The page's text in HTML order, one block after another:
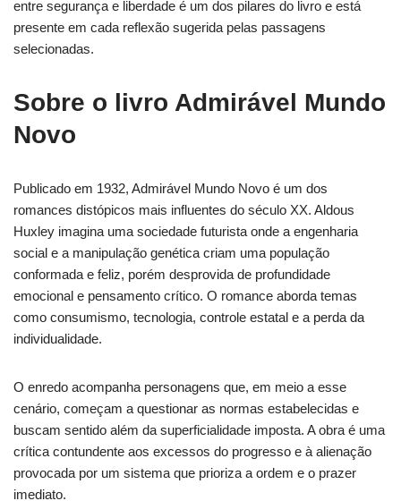
entre segurança e liberdade é um dos pilares do livro e está
presente em cada reflexão sugerida pelas passagens
selecionadas.
Sobre o livro Admirável Mundo
Novo
Publicado em 1932, Admirável Mundo Novo é um dos
romances distópicos mais influentes do século XX. Aldous
Huxley imagina uma sociedade futurista onde a engenharia
social e a manipulação genética criam uma população
conformada e feliz, porém desprovida de profundidade
emocional e pensamento crítico. O romance aborda temas
como consumismo, tecnologia, controle estatal e a perda da
individualidade.
O enredo acompanha personagens que, em meio a esse
cenário, começam a questionar as normas estabelecidas e
buscam sentido além da superficialidade imposta. A obra é uma
crítica contundente aos excessos do progresso e à alienação
provocada por um sistema que prioriza a ordem e o prazer
imediato.